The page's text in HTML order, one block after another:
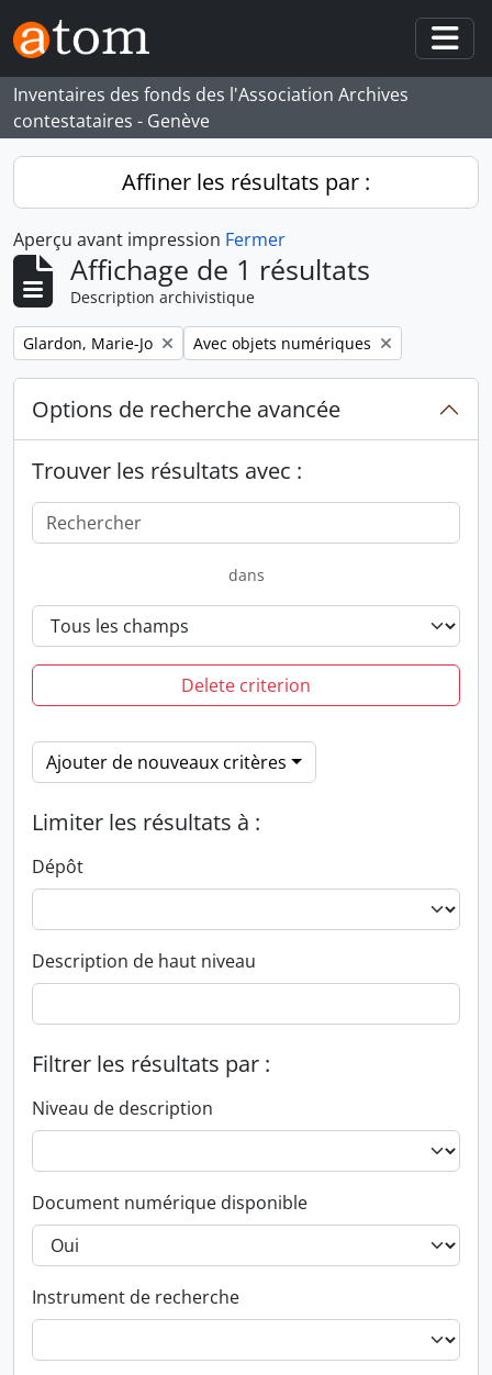
Skip to main content
Inventaires des fonds des l'Association Archives
contestataires - Genève
Affiner les résultats par :
Aperçu avant impression Fermer
Affichage de 1 résultats
Description archivistique
Remove filter:
Glardon, Marie-Jo Remove filter:
Avec objets numériques
Options de recherche avancée
Trouver les résultats avec :
dans
Delete criterion
Ajouter de nouveaux critères
Limiter les résultats à :
Dépôt
Description de haut niveau
Filtrer les résultats par :
Niveau de description
Document numérique disponible
Instrument de recherche